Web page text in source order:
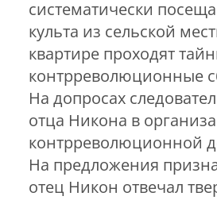
систематически
культа из сельской
квартире проходят
контрреволюционные
На допросах
отца Никона в
контрреволюционной
На предложения
отец Никон отвечал